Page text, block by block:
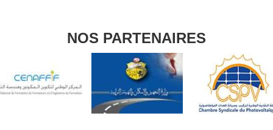
NOS PARTENAIRES